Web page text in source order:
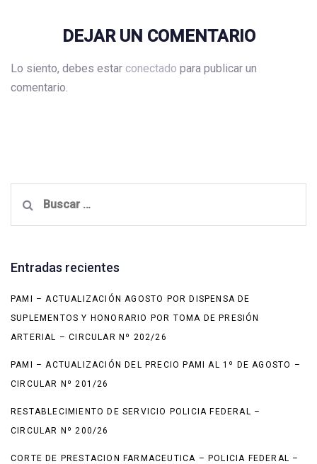
DEJAR UN COMENTARIO
Lo siento, debes estar conectado para publicar un
comentario.
Entradas recientes
PAMI – ACTUALIZACIÓN AGOSTO POR DISPENSA DE
SUPLEMENTOS Y HONORARIO POR TOMA DE PRESIÓN
ARTERIAL – CIRCULAR Nº 202/26
PAMI – ACTUALIZACIÓN DEL PRECIO PAMI AL 1º DE AGOSTO –
CIRCULAR Nº 201/26
RESTABLECIMIENTO DE SERVICIO POLICIA FEDERAL –
CIRCULAR Nº 200/26
CORTE DE PRESTACION FARMACEUTICA – POLICIA FEDERAL –